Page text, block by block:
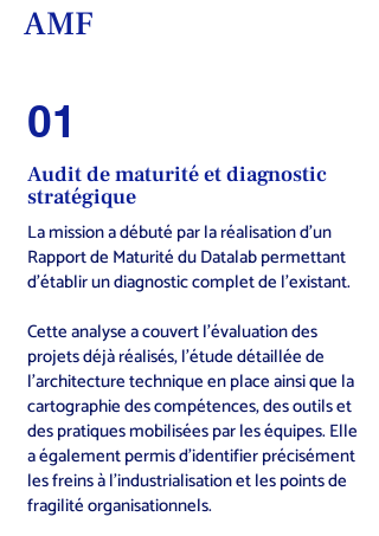
AMF
01
Audit de maturité et diagnostic
stratégique
La mission a débuté par la réalisation d’un
Rapport de Maturité du Datalab permettant
d’établir un diagnostic complet de l’existant.
Cette analyse a couvert l’évaluation des
projets déjà réalisés, l’étude détaillée de
l’architecture technique en place ainsi que la
cartographie des compétences, des outils et
des pratiques mobilisées par les équipes. Elle
a également permis d’identifier précisément
les freins à l’industrialisation et les points de
fragilité organisationnels.